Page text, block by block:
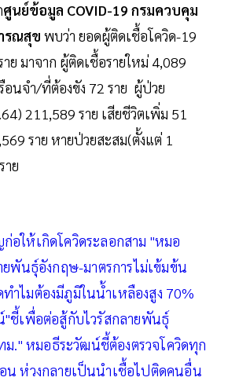
ศูนย์ข้อมูล COVID-19 กรมควบคุม
รณสุข พบว่า ยอดผู้ติดเชื้อโควิด-19
ย มาจาก ผู้ติดเชื้อรายใหม่ 4,089
อนจำ/ที่ต้องขัง 72 ราย ผู้ป่วย
211,589 ราย เสียชีวิตเพิ่ม 51
ราย หายป่วยสะสม(ตั้งแต่ 1
าย
อให้เกิดโควิดระลอกสาม "หมอ
ยพันธุ์อังกฤษ-มาตรการไม่เข้มข้น
ำไมต้องมีภูมิในน้ำเหลืองสูง 70%
ชี้เพื่อต่อสู้กับไวรัสกลายพันธุ์
ม." หมอธีระวัฒน์ชี้ต้องตรวจโควิดทุก
น ห่วงกลายเป็นนำเชื้อไปติดคนอื่น